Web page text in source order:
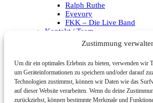
Zustimmung
Um dir ein optimales Erlebnis zu bieten, verwenden wir
um Geräteinformationen zu speichern und/oder darauf
Technologien zustimmst, können wir Daten wie das
auf dieser Website verarbeiten. Wenn du deine
zurückziehst, können bestimmte Merkmale und
Ralph Ruthe
Eyevory
FKK – Die Live Band
Kontakt / Team
Datenschutzerklärung
Archiv
Kategorien